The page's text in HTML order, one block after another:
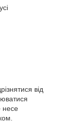
від
несе